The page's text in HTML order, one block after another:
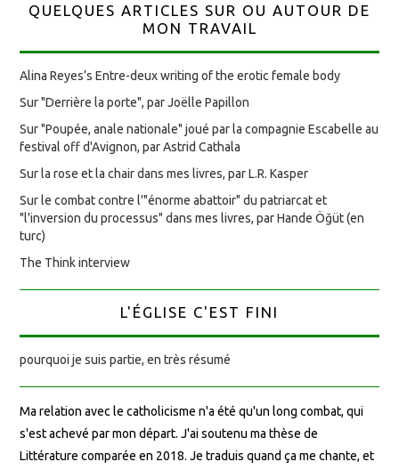
QUELQUES ARTICLES SUR OU AUTOUR DE
MON TRAVAIL
Alina Reyes’s Entre-deux writing of the erotic female body
Sur "Derrière la porte", par Joëlle Papillon
Sur "Poupée, anale nationale" joué par la compagnie Escabelle au
festival off d'Avignon, par Astrid Cathala
Sur la rose et la chair dans mes livres, par L.R. Kasper
Sur le combat contre l'"énorme abattoir" du patriarcat et
"l'inversion du processus" dans mes livres, par Hande Öğüt (en
turc)
The Think interview
L'ÉGLISE C'EST FINI
pourquoi je suis partie, en très résumé
Ma relation avec le catholicisme n'a été qu'un long combat, qui
s'est achevé par mon départ. J'ai soutenu ma thèse de
Littérature comparée en 2018. Je traduis quand ça me chante, et